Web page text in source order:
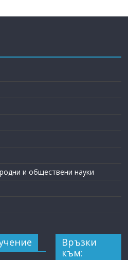
и обществени науки
Връзки
към: